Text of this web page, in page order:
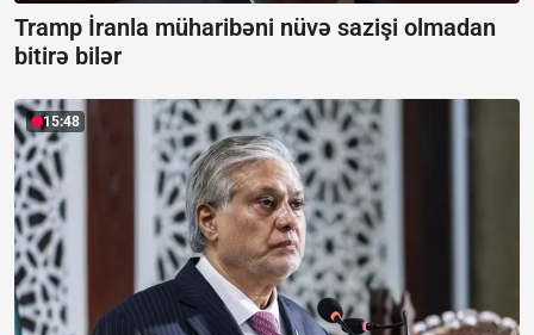
Tramp İranla müharibəni nüvə sazişi olmadan
bitirə bilər
15:48